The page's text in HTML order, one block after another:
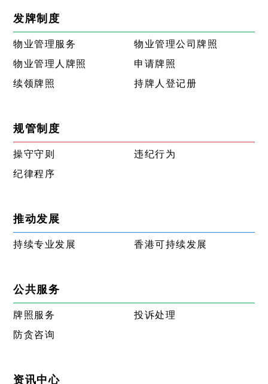
发牌制度
物业管理服务
物业管理公司牌照
物业管理人牌照
申请牌照
续领牌照
持牌人登记册
规管制度
操守守则
违纪行为
纪律程序
推动发展
持续专业发展 香港可持续发展
公共服务
牌照服务
投诉处理
防贪咨询
资讯中心